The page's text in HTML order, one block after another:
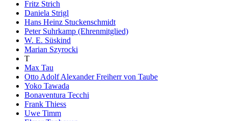
Fritz Strich
Daniela Strigl
Hans Heinz Stuckenschmidt
Peter Suhrkamp (Ehrenmitglied)
W. E. Süskind
Marian Szyrocki
T
Max Tau
Otto Adolf Alexander Freiherr von Taube
Yoko Tawada
Bonaventura Tecchi
Frank Thiess
Uwe Timm